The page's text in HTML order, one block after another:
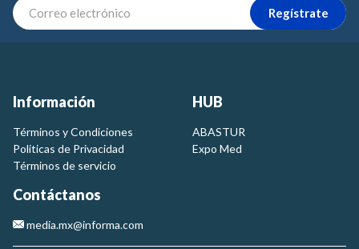
Regístrate
Información
Términos y Condiciones
Politicas de Privacidad
Términos de servicio
HUB
ABASTUR
Expo Med
Contáctanos
media.mx@informa.com